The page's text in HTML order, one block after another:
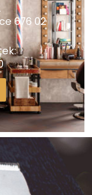
676 02